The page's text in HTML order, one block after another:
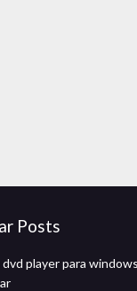
Posts
dvd player para